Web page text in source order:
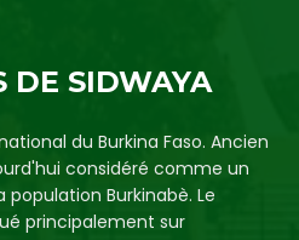
DE SIDWAYA
du Burkina Faso. Ancien
considéré comme un
Burkinabè. Le
principalement sur